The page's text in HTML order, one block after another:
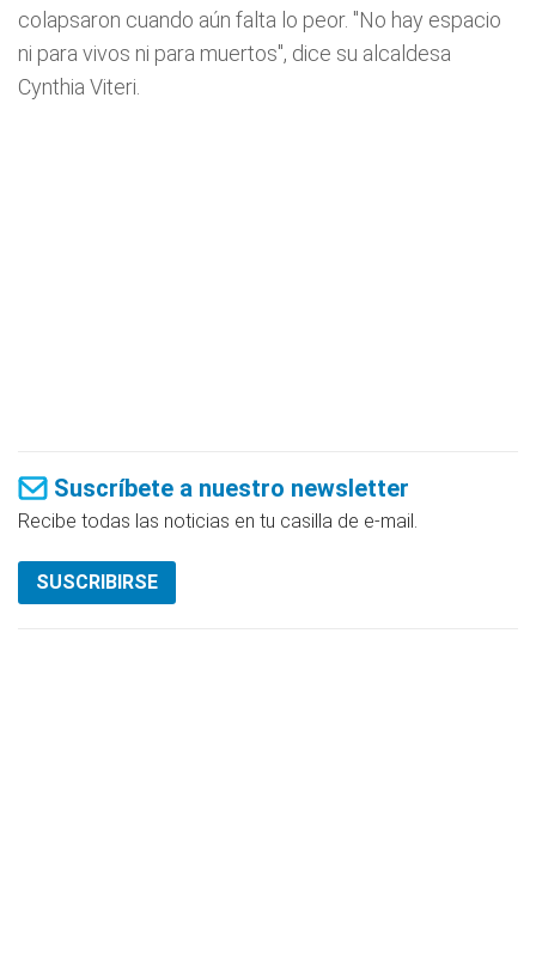
colapsaron cuando aún falta lo peor. "No hay espacio
ni para vivos ni para muertos", dice su alcaldesa
Cynthia Viteri.
Suscríbete a nuestro newsletter
Recibe todas las noticias en tu casilla de e-mail.
SUSCRIBIRSE